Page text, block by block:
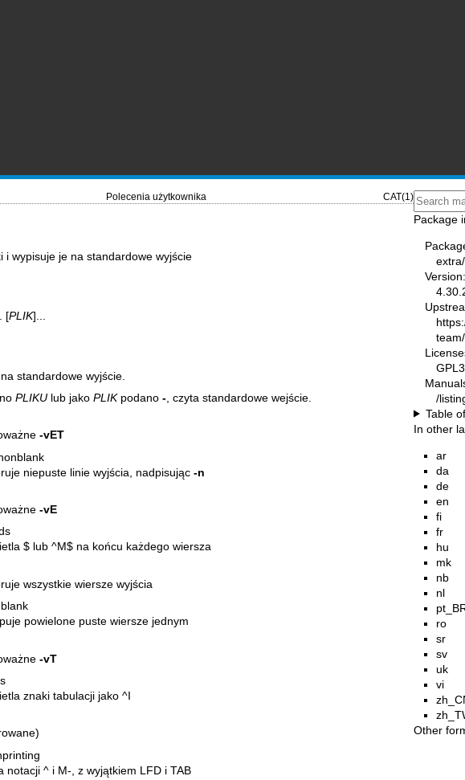
Polecenia użytkownika CAT(1)
i wypisuje je na standardowe wyjście
[PLIK]...
na standardowe wyjście.
PLIKUlub jako PLIKpodano -, czyta standardowe wejście.
-vET
niepuste linie wyjścia, nadpisując-n
-vE
$ lub ^M$ na końcu każdego wiersza
wszystkie wiersze wyjścia
powielone puste wiersze jednym
-vT
znaki tabulacji jako ^I
notacji ^ i M-, z wyjątkiem LFD i TAB
Package
Version:
GPL3
/
Table
In other
ar
da
de
en
fi
fr
hu
mk
nb
nl
ro
sr
sv
uk
vi
Other